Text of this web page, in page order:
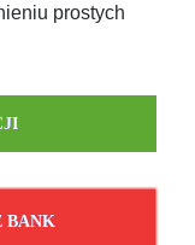
prostych
BANK